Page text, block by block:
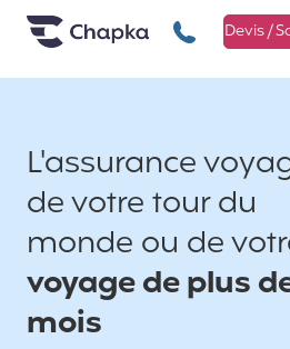
Chapka +33 1 74 85 50 50
Devis /
L'assurance
de votre tour du
monde ou de
voyage de plus
mois